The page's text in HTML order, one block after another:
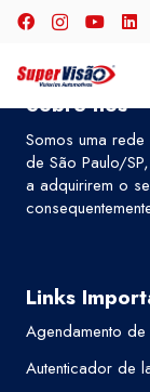
Sobre nós
Somos uma
de São Paulo/
a adquirirem o
Links
Agendamento
Autenticador de